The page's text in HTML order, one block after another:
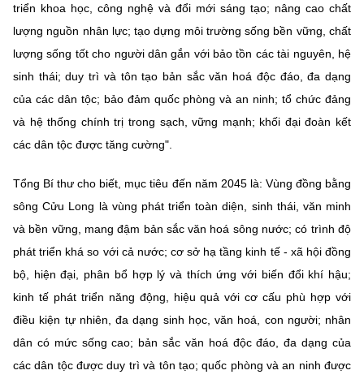
triển khoa học, công nghệ và đổi mới sáng tạo; nâng cao chất
lượng nguồn nhân lực; tạo dựng môi trường sống bền vững, chất
lượng sống tốt cho người dân gắn với bảo tồn các tài nguyên, hệ
sinh thái; duy trì và tôn tạo bản sắc văn hoá độc đáo, đa dạng
của các dân tộc; bảo đảm quốc phòng và an ninh; tổ chức đảng
và hệ thống chính trị trong sạch, vững mạnh; khối đại đoàn kết
các dân tộc được tăng cường".
Tổng Bí thư cho biết, mục tiêu đến năm 2045 là: Vùng đồng bằng
sông Cửu Long là vùng phát triển toàn diện, sinh thái, văn minh
và bền vững, mang đậm bản sắc văn hoá sông nước; có trình độ
phát triển khá so với cả nước; cơ sở hạ tầng kinh tế - xã hội đồng
bộ, hiện đại, phân bổ hợp lý và thích ứng với biến đổi khí hậu;
kinh tế phát triển năng động, hiệu quả với cơ cấu phù hợp với
điều kiện tự nhiên, đa dạng sinh học, văn hoá, con người; nhân
dân có mức sống cao; bản sắc văn hoá độc đáo, đa dạng của
các dân tộc được duy trì và tôn tạo; quốc phòng và an ninh được